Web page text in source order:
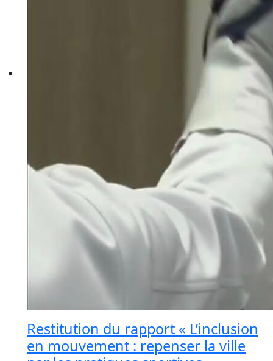
Restitution du rapport « L’inclusion
en mouvement : repenser la ville